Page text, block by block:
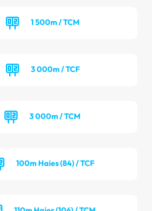
1 500m / TCM
3 000m / TCF
3 000m / TCM
100m Haies (84) / TCF